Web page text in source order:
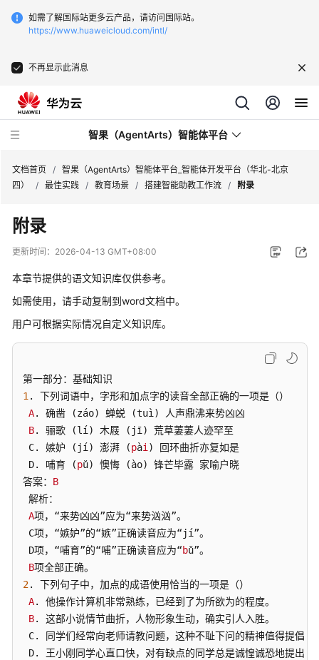
如需了解国际站更多云产品，请访问国际站。
https://www.huaweicloud.com/intl/
不再显示此消息
智果（AgentArts）智能体平台
最
新
动
产
品
介
绍
开
始
计
费
说
明
用
户
指
南
最
佳
文档首页 / 智果（AgentArts）智能体平台_智能体开发平台（华北-北京
四）
/ 最佳实践 / 教育场景 / 搭建智能助教工作流 / 附录
附录
更新时间： 2026-04-13 GMT+08:00
本章节提供的语文知识库仅供参考。
如需使用，请手动复制到word文档中。
用户可根据实际情况自定义知识库。
1 . 下列词语中，字形和加点字的读音全部正确的一项是（）
A. 确凿 (záo) 蝉蜕 (tuì) 人声鼎沸来势凶凶
B. 骊歌 (lí) 木屐 (jī) 荒草萋萋人迹罕至
C. 嫉妒 (jí) 澎湃 (pài ) 回环曲折亦复如是
D. 哺育 (pǔ) 懊悔 (ào) 锋芒毕露 家喻户晓
答案： B
解析：
A项，“来势凶凶”应为“来势汹汹”。
C项，“嫉妒”的“嫉”正确读音应为“jí”。
D项，“哺育”的“哺”正确读音应为“bǔ”。
B
2. 下列句子中，加点的成语使用恰当的一项是（）
A. 他操作计算机非常熟练，已经到了为所欲为的程度。
B. 这部小说情节曲折，人物形象生动，确实引人入胜。
C. 同学们经常向老师请教问题，这种不耻下问的精神值得提倡。
D. 王小刚同学心直口快，对有缺点的同学总是诚惶诚恐地提出批